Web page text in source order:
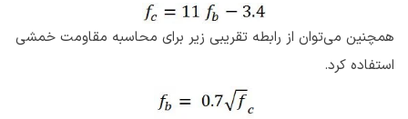
همچنین می‌توان از رابطه تقریبی زیر برای محاسبه مقاومت خمشی
استفاده کرد.